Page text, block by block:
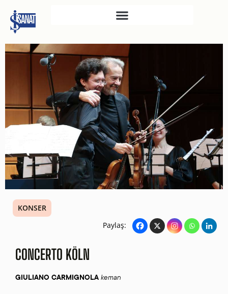
SAHNE SANATLARI
TÜRKIYE İŞ BANKASI
RESIM HEYKEL MÜZESI
TÜRKIYE İŞ BANKASI
MÜZESI
İKTISADI BAĞIMSIZLIK
MÜZESI
ATATÜRK KÜTÜPHANESI
SANAT GALERILERI
KÜLTÜREL MIRASA
KONSER
Paylaş:
CONCERTO KÖLN
GIULIANO CARMIGNOLA keman